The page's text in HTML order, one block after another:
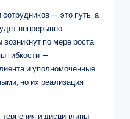
— это путь, а
непрерывно
по мере роста
гибкости —
и уполномоченные
но их реализация
и дисциплины.